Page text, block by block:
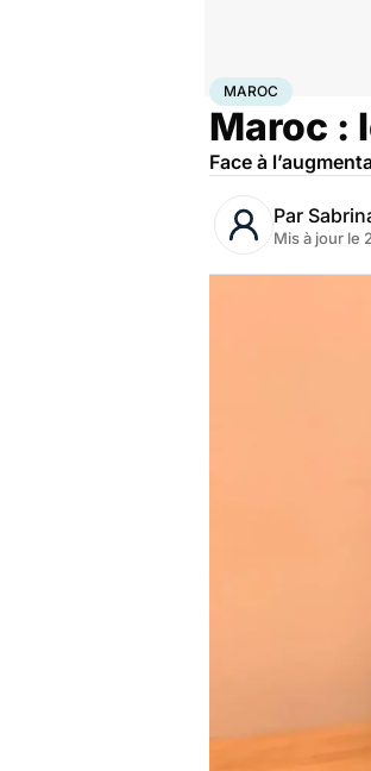
AccueilSanté
MAROC
Maroc :
Face à
Par
Mis à jour le